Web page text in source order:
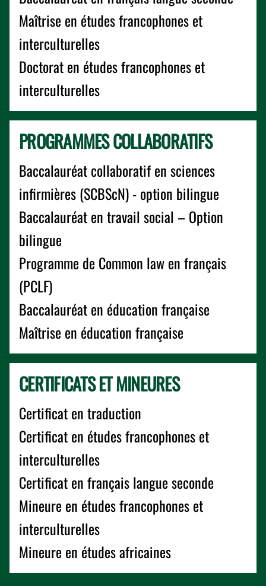
Maîtrise en études francophones et
interculturelles
Doctorat en études francophones et
interculturelles
PROGRAMMES COLLABORATIFS
Baccalauréat collaboratif en sciences
infirmières (SCBScN) - option bilingue
Baccalauréat en travail social – Option
bilingue
Programme de Common law en français
(PCLF)
Baccalauréat en éducation française
Maîtrise en éducation française
CERTIFICATS ET MINEURES
Certificat en traduction
Certificat en études francophones et
interculturelles
Certificat en français langue seconde
Mineure en études francophones et
interculturelles
Mineure en études africaines